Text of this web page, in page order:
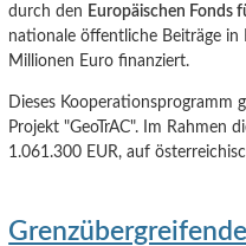
durch den Europäischen Fonds
nationale öffentliche Beiträge
Millionen Euro finanziert.
Dieses Kooperationsprogramm
Projekt "GeoTrAC". Im Rahmen
1.061.300 EUR, auf